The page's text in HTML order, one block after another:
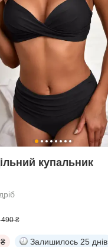
купальник
490 ₴
Залишилось 25 днів